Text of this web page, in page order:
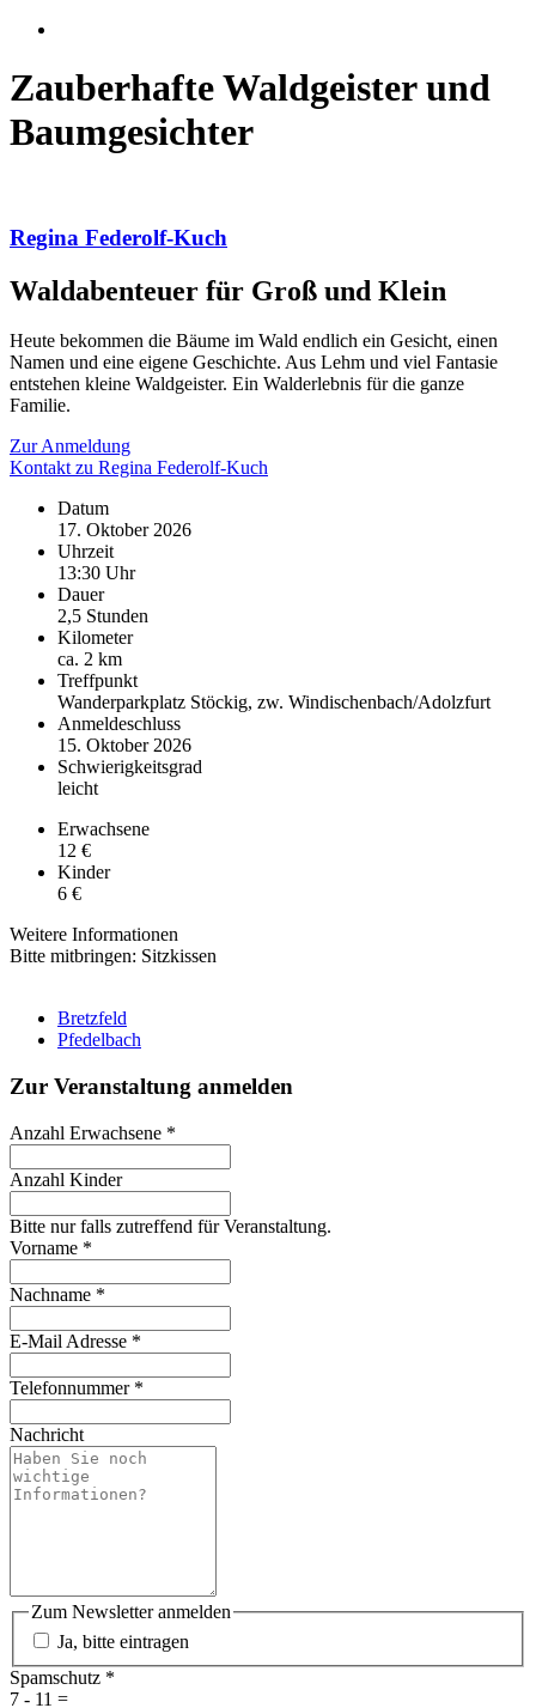
Zauberhafte Waldgeister und
Baumgesichter
Regina Federolf-Kuch
Waldabenteuer für Groß und Klein
Heute bekommen die Bäume im Wald endlich ein Gesicht, einen
Namen und eine eigene Geschichte. Aus Lehm und viel Fantasie
entstehen kleine Waldgeister. Ein Walderlebnis für die ganze
Familie.
Zur Anmeldung
Kontakt zu Regina Federolf-Kuch
Datum
17. Oktober 2026
Uhrzeit
13:30 Uhr
Dauer
2,5 Stunden
Kilometer
ca. 2 km
Treffpunkt
Wanderparkplatz Stöckig, zw. Windischenbach/Adolzfurt
Anmeldeschluss
15. Oktober 2026
Schwierigkeitsgrad
leicht
Erwachsene
12 €
Kinder
6 €
Weitere Informationen
Bitte mitbringen: Sitzkissen
Bretzfeld
Pfedelbach
Zur Veranstaltung anmelden
Anzahl Erwachsene *
Anzahl Kinder
Bitte nur falls zutreffend für Veranstaltung.
Vorname *
Nachname *
E-Mail Adresse *
Telefonnummer *
Nachricht
Zum Newsletter anmelden
Ja, bitte eintragen
Spamschutz *
7 - 11 =